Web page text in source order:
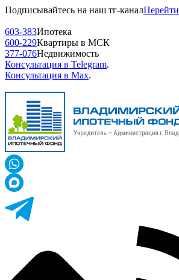
Подписывайтесь на наш тг-каналПерейти
603-383Ипотека
600-229Квартиры в МСК
377-076Недвижимость
Консультация в Telegram.
Консультация в Max.